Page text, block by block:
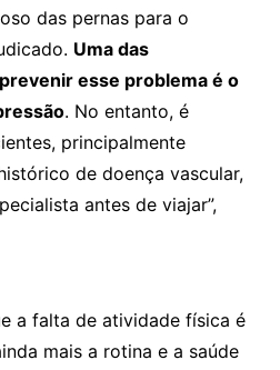
das pernas para o
Uma das
esse problema é o
. No entanto, é
principalmente
de doença vascular,
antes de viajar”,
a falta de atividade física é
mais a rotina e a saúde